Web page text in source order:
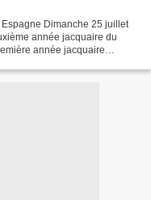
Dimanche 25 juillet
année jacquaire du
année jacquaire